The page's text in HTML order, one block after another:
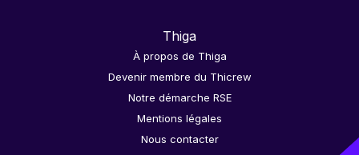
Thiga
À propos de Thiga
Devenir membre du Thicrew
Notre démarche RSE
Mentions légales
Nous contacter